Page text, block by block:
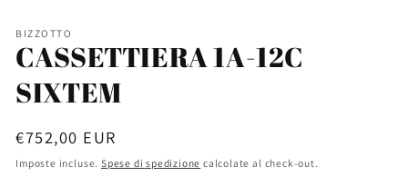
BIZZOTTO
CASSETTIERA 1A-12C
SIXTEM
Prezzo
di
€752,00 EUR
Imposte incluse. Spese di spedizione calcolate al check-out.